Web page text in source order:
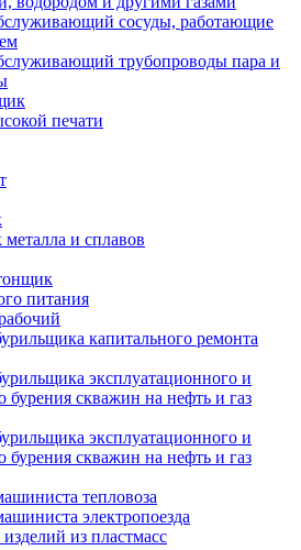
сосуды, работающие
трубопроводы пара и
печати
и сплавов
питания
капитального ремонта
эксплуатационного и
бурения скважин на нефть и газ
эксплуатационного и
бурения скважин на нефть и газ
тепловоза
электропоезда
из пластмасс